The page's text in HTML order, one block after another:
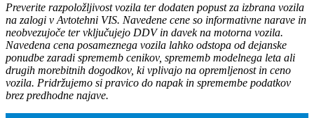
Preverite razpoložljivost vozila ter dodaten popust za izbrana vozila
na zalogi v Avtotehni VIS. Navedene cene so informativne narave in
neobvezujoče ter vključujejo DDV in davek na motorna vozila.
Navedena cena posameznega vozila lahko odstopa od dejanske
ponudbe zaradi sprememb cenikov, sprememb modelnega leta ali
drugih morebitnih dogodkov, ki vplivajo na opremljenost in ceno
vozila. Pridržujemo si pravico do napak in spremembe podatkov
brez predhodne najave.